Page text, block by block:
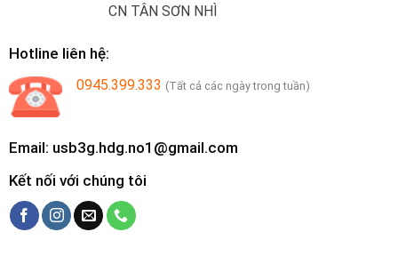
CN TÂN SƠN NHÌ
Hotline liên hệ:
0945.399.333 (Tất cả các ngày trong tuần)
Email: usb3g.hdg.no1@gmail.com
Kết nối với chúng tôi